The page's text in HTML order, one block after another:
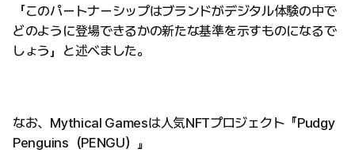
「このパートナーシップはブランドがデジタル体験の中で
どのように登場できるかの新たな基準を示すものになるで
しょう」と述べました。
なお、Mythical Gamesは人気NFTプロジェクト『Pudgy
Penguins（PENGU）』